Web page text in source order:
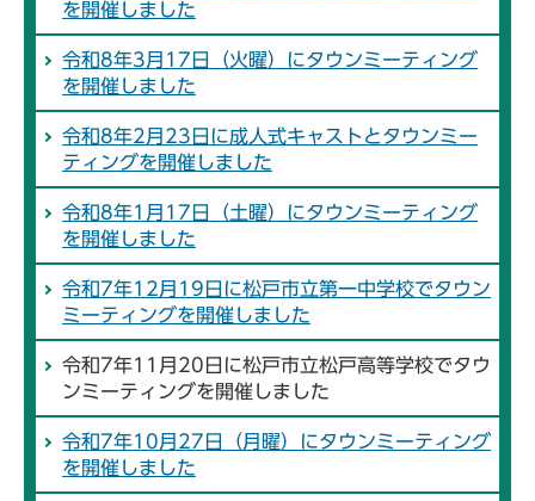
を開催しました
令和8年3月17日（火曜）にタウンミーティング
を開催しました
令和8年2月23日に成人式キャストとタウンミー
ティングを開催しました
令和8年1月17日（土曜）にタウンミーティング
を開催しました
令和7年12月19日に松戸市立第一中学校でタウン
ミーティングを開催しました
令和7年11月20日に松戸市立松戸高等学校でタウ
ンミーティングを開催しました
令和7年10月27日（月曜）にタウンミーティング
を開催しました